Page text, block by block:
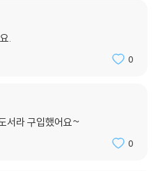
.
0
서라 구입했어요~
0